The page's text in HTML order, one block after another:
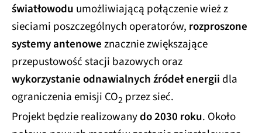
światłowodu umożliwiającą połączenie wież z
sieciami poszczególnych operatorów, rozproszone
systemy antenoweznacznie zwiększające
przepustowość stacji bazowych oraz
wykorzystanie odnawialnych źródeł energii dla
ograniczenia emisji CO2 przez sieć.
Projekt będzie realizowanydo 2030 roku. Około